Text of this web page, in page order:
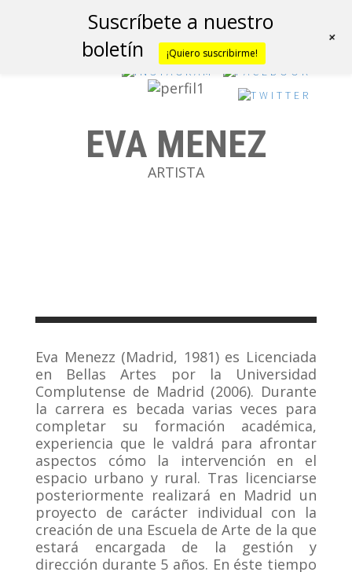
EVA MENEZ
ARTISTA
Eva Menezz (Madrid, 1981) es Licenciada
en Bellas Artes por la Universidad
Complutense de Madrid (2006). Durante
la carrera es becada varias veces para
completar su formación académica,
experiencia que le valdrá para afrontar
aspectos cómo la intervención en el
espacio urbano y rural. Tras licenciarse
posteriormente realizará en Madrid un
proyecto de carácter individual con la
creación de una Escuela de Arte de la que
estará encargada de la gestión y
dirección durante 5 años. En éste tiempo
Suscríbete a nuestro
boletín
¡Quiero suscribirme!
+